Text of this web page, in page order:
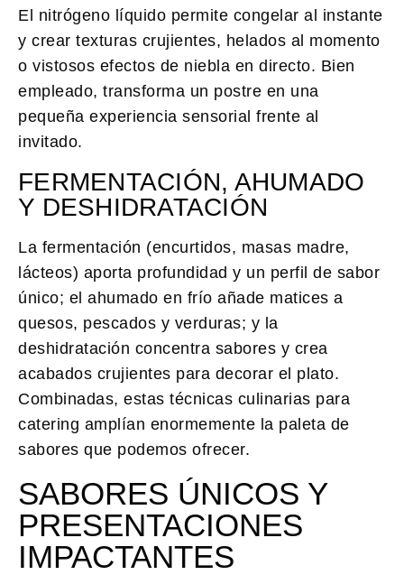
El nitrógeno líquido permite congelar al instante
y crear texturas crujientes, helados al momento
o vistosos efectos de niebla en directo. Bien
empleado, transforma un postre en una
pequeña experiencia sensorial frente al
invitado.
FERMENTACIÓN, AHUMADO
Y DESHIDRATACIÓN
La fermentación (encurtidos, masas madre,
lácteos) aporta profundidad y un perfil de sabor
único; el ahumado en frío añade matices a
quesos, pescados y verduras; y la
deshidratación concentra sabores y crea
acabados crujientes para decorar el plato.
Combinadas, estas técnicas culinarias para
catering amplían enormemente la paleta de
sabores que podemos ofrecer.
SABORES ÚNICOS Y
PRESENTACIONES
IMPACTANTES